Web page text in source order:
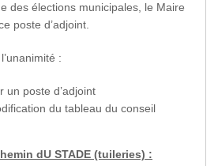
des élections municipales, le Maire
poste d’adjoint.
:
un poste d’adjoint
du tableau du conseil
dU STADE (tuileries) :